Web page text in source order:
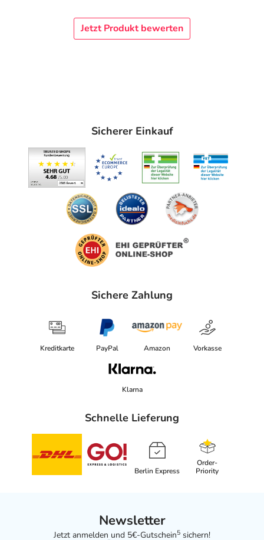
Jetzt Produkt bewerten
Sicherer Einkauf
Sichere Zahlung
Kreditkarte PayPal Amazon Vorkasse
Klarna
Schnelle Lieferung
Berlin Express
Order-
Priority
Newsletter
Jetzt anmelden und 5€-Gutschein5 sichern!